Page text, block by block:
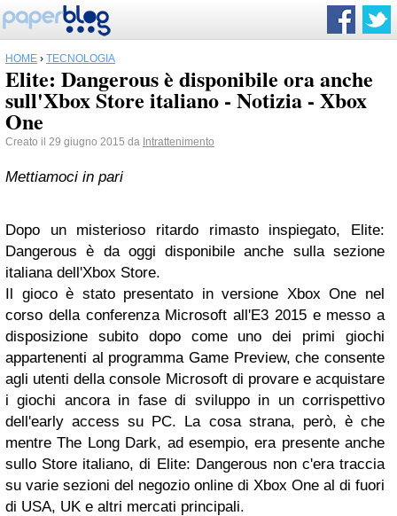
HOME › TECNOLOGIA
Elite: Dangerous è disponibile ora anche
sull'Xbox Store italiano - Notizia - Xbox
One
Creato il 29 giugno 2015 da Intrattenimento
Mettiamoci in pari
Dopo un misterioso ritardo rimasto inspiegato, Elite:
Dangerous è da oggi disponibile anche sulla sezione
italiana dell'Xbox Store.
Il gioco è stato presentato in versione Xbox One nel
corso della conferenza Microsoft all'E3 2015 e messo a
disposizione subito dopo come uno dei primi giochi
appartenenti al programma Game Preview, che consente
agli utenti della console Microsoft di provare e acquistare
i giochi ancora in fase di sviluppo in un corrispettivo
dell'early access su PC. La cosa strana, però, è che
mentre The Long Dark, ad esempio, era presente anche
sullo Store italiano, di Elite: Dangerous non c'era traccia
su varie sezioni del negozio online di Xbox One al di fuori
di USA, UK e altri mercati principali.